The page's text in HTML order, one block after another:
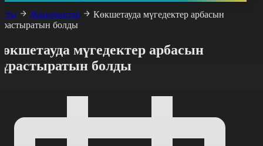
Жаңалықтар
Көкшетауда мүгедектер арбасын
болды
мүгедектер арбасын
болды